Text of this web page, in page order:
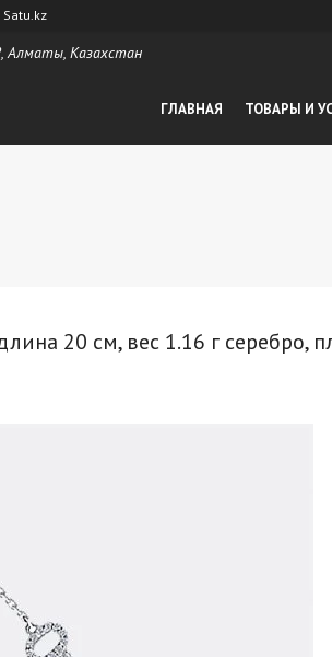
Satu.kz
Алматы, Казахстан
ГЛАВНАЯ ТОВАРЫ И
20 см, вес 1.16 г серебро,